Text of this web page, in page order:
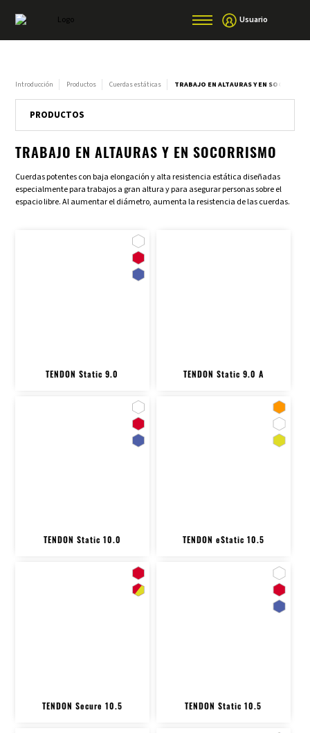
Usuario
Introducción Productos Cuerdas estáticas TRABAJO EN ALTAURAS Y EN
PRODUCTOS
TRABAJO EN ALTAURAS Y EN SOCORRISMO
Cuerdas potentes con baja elongación y alta resistencia estática diseñadas
especialmente para trabajos a gran altura y para asegurar personas sobre el
espacio libre. Al aumentar el diámetro, aumenta la resistencia de las cuerdas.
TENDON Static 9.0 TENDON Static 9.0 A
TENDON Static 10.0 TENDON eStatic 10.5
TENDON Secure 10.5 TENDON Static 10.5